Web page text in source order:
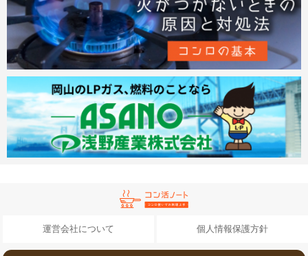
運営会社について 個人情報保護方針